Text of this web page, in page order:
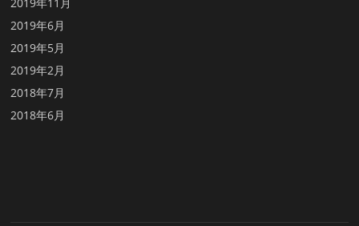
2019年6月
2019年5月
2019年2月
2018年7月
2018年6月